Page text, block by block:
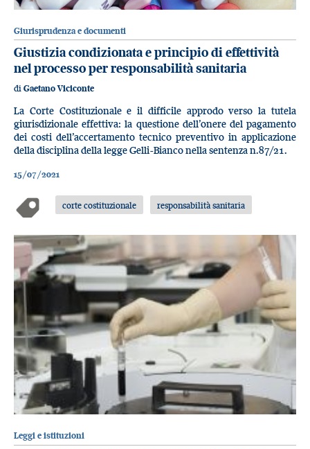
Giurisprudenza e documenti
Giustizia condizionata e principio di effettività
nel processo per responsabilità sanitaria
di Gaetano Viciconte
La Corte Costituzionale e il difficile approdo verso la tutela
giurisdizionale effettiva: la questione dell’onere del pagamento
dei costi dell’accertamento tecnico preventivo in applicazione
della disciplina della legge Gelli-Bianco nella sentenza n.87/21.
15/07/2021
corte costituzionale responsabilità sanitaria
Leggi e istituzioni